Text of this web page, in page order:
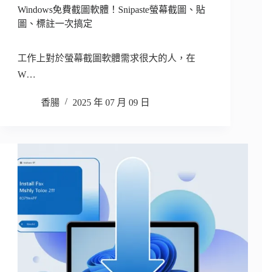
Windows免費截圖軟體！Snipaste螢幕截圖、貼
圖、標註一次搞定
工作上對於螢幕截圖軟體需求很大的人，在
W…
香腸 2025 年 07 月 09 日